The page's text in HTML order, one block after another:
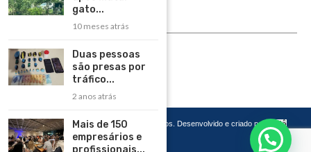
Rádio Maristela - Ao Vivo
ASSINE
Copyright 2026 – Todos os Direitos Reservados. Desenvolvido e criado por
Cadô
Agência de Marketing
gato...
10 meses atrás
Duas pessoas
são presas por
tráfico...
2 anos atrás
Mais de 150
empresários e
profissionais...